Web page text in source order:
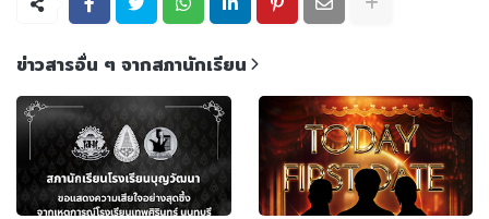
ข่าวสารอื่น ๆ จากสภานักเรียน